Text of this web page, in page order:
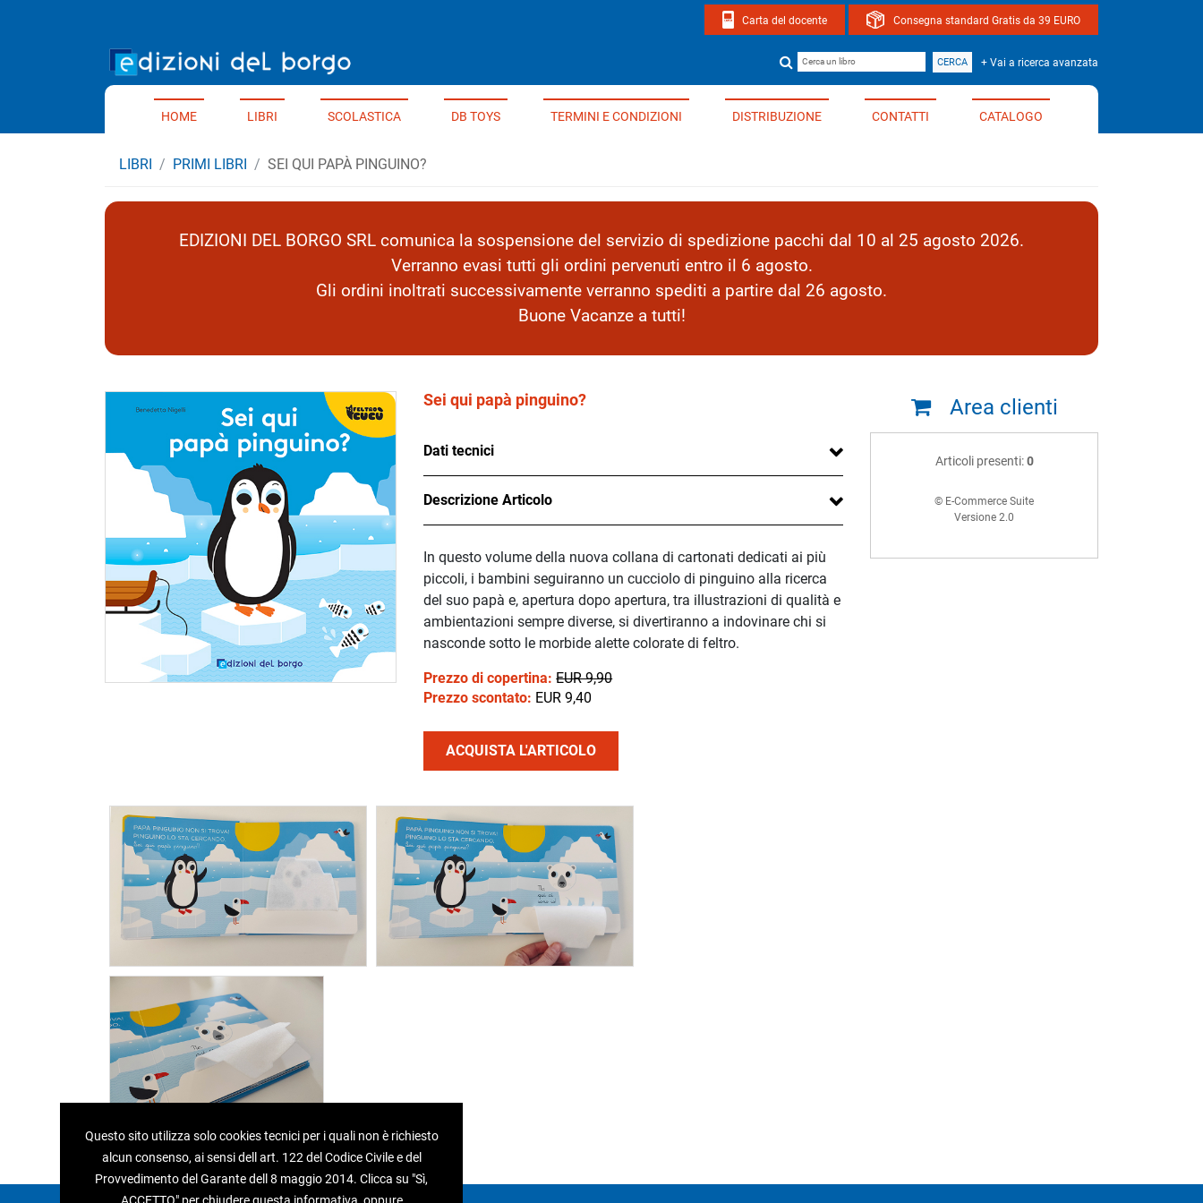
Carta del docente Consegna standard Gratis da 39 EURO
Cerca un libro CERCA + Vai a ricerca avanzata
HOME LIBRI SCOLASTICA DB TOYS TERMINI E CONDIZIONI DISTRIBUZIONE CONTATTI CATALOGO
LIBRI PRIMI LIBRI SEI QUI PAPÀ PINGUINO?
EDIZIONI DEL BORGO SRL comunica la sospensione del servizio di spedizione pacchi dal 10 al 25 agosto 2026.
Verranno evasi tutti gli ordini pervenuti entro il 6 agosto.
Gli ordini inoltrati successivamente verranno spediti a partire dal 26 agosto.
Buone Vacanze a tutti!
Sei qui papà pinguino?
Dati tecnici
Descrizione Articolo
In questo volume della nuova collana di cartonati dedicati ai più
piccoli, i bambini seguiranno un cucciolo di pinguino alla ricerca
del suo papà e, apertura dopo apertura, tra illustrazioni di qualità e
ambientazioni sempre diverse, si divertiranno a indovinare chi si
nasconde sotto le morbide alette colorate di feltro.
Prezzo di copertina: EUR 9,90
Prezzo scontato: EUR 9,40
ACQUISTA L'ARTICOLO
Area clienti
Articoli presenti:0
© E-Commerce Suite
Versione 2.0
Questo sito utilizza solo cookies tecnici per i quali non è richiesto
alcun consenso, ai sensi dell art. 122 del Codice Civile e del
Provvedimento del Garante dell 8 maggio 2014. Clicca su "Sì,